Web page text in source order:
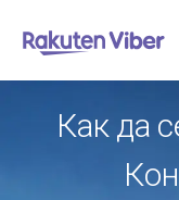
Как да